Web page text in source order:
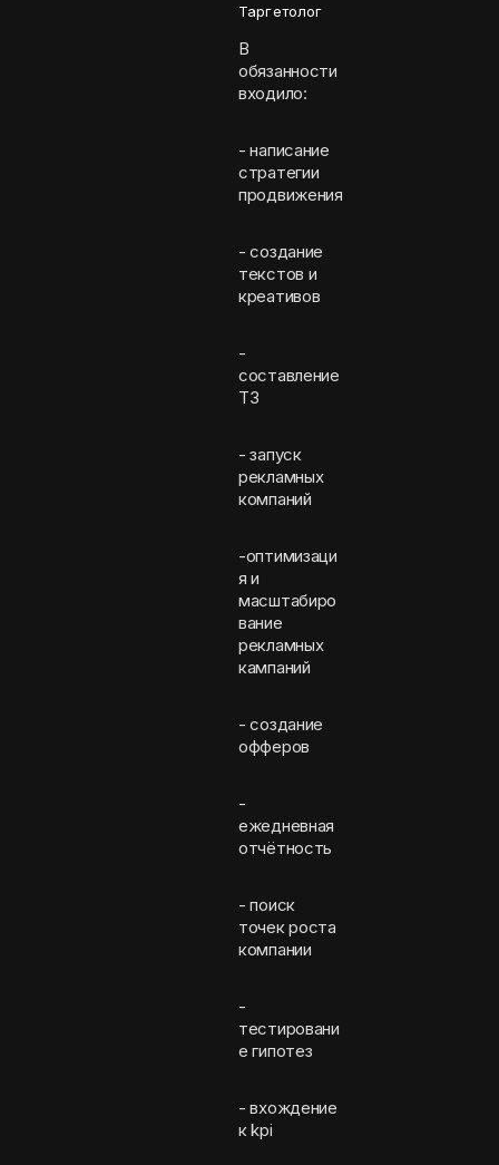
Таргетолог
В
обязанности
входило:
- написание
стратегии
продвижения
- создание
текстов и
креативов
-
составление
ТЗ
- запуск
рекламных
компаний
-оптимизаци
я и
масштабиро
вание
рекламных
кампаний
- создание
офферов
-
ежедневная
отчётность
- поиск
точек роста
компании
-
тестировани
е гипотез
- вхождение
к kpi